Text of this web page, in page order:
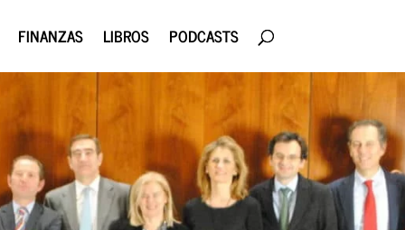
FINANZAS LIBROS PODCASTS